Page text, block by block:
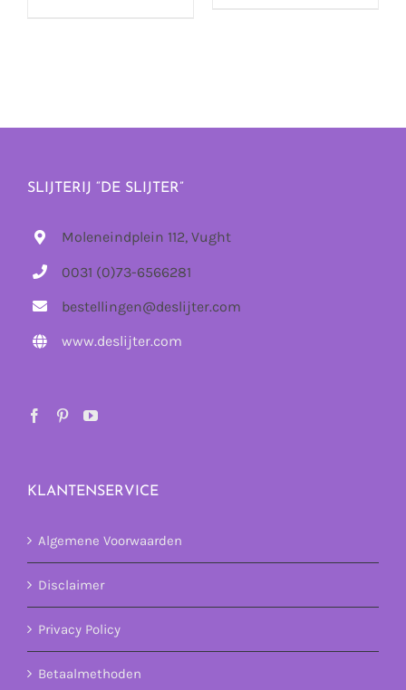
SLIJTERIJ “DE SLIJTER”
Moleneindplein 112, Vught
0031 (0)73-6566281
bestellingen@deslijter.com
www.deslijter.com
KLANTENSERVICE
Algemene Voorwaarden
Disclaimer
Privacy Policy
Betaalmethoden